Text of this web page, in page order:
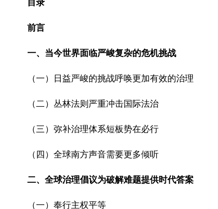
目录
前言
一、当今世界面临严峻复杂的危机挑战
（一）日益严峻的挑战呼唤更加有效的治理
（二）丛林法则严重冲击国际法治
（三）弥补治理体系短板势在必行
（四）全球南方声音需要更多倾听
二、全球治理倡议为破解难题提供时代答案
（一）奉行主权平等